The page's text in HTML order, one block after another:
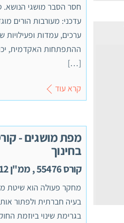
חסר הסבר מושגי הנושא.
עדכני: מעורבות הורים
ערכים, עמדות
ההתפתחות האקדמית,
[…]
קרא עוד
מפת מושגים -
בחינוך
קורס 55476 , ממ"ן 12 , ציון 100
מחקר פעולה הוא שיטת
בעיה חברתית ולפתור
בגרימת שינוי ביוזמת